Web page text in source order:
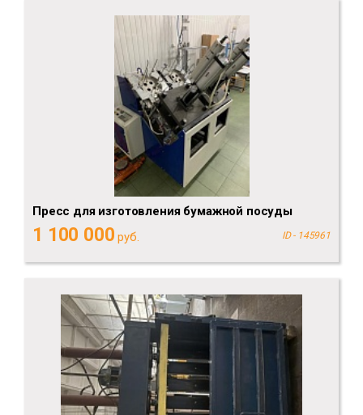
Пресс для изготовления бумажной посуды
1 100 000 руб. ID - 145961